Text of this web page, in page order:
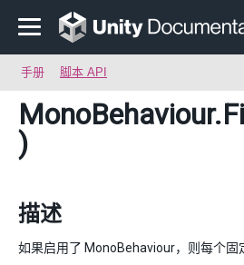
手册 脚本 API
MonoBehaviour
)
描述
如果启用了 MonoBehaviour，则每个固